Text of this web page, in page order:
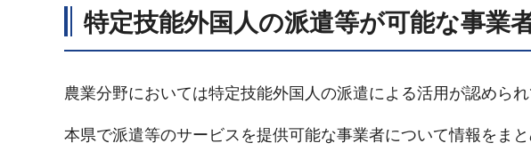
特定技能外国人の派遣等が可能な事業
農業分野においては特定技能外国人の派遣による活用が認められ
本県で派遣等のサービスを提供可能な事業者について情報をま